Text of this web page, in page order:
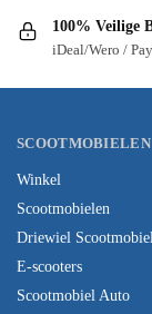
100% Veilige
iDeal/Wero /
SCOOTMOBIELEN
Winkel
Scootmobielen
Driewiel
E-scooters
Scootmobiel Auto